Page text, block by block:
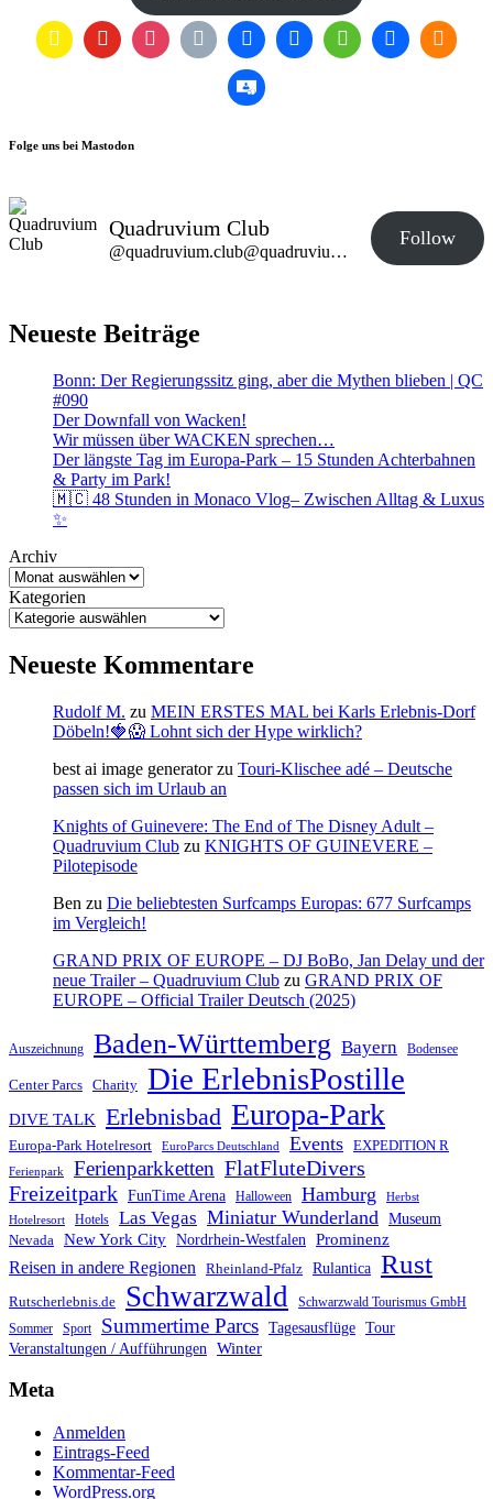
Folge uns bei Mastodon
Quadruvium Club
@quadruvium.club@quadruvium.club
Follow
Neueste Beiträge
Bonn: Der Regierungssitz ging, aber die Mythen blieben | QC
#090
Der Downfall von Wacken!
Wir müssen über WACKEN sprechen…
Der längste Tag im Europa-Park – 15 Stunden Achterbahnen
& Party im Park!
🇲🇨 48 Stunden in Monaco Vlog– Zwischen Alltag & Luxus
✨
Archiv
Kategorien
Neueste Kommentare
Rudolf M. zu MEIN ERSTES MAL bei Karls Erlebnis-Dorf
Döbeln!🍓😱 Lohnt sich der Hype wirklich?
best ai image generatorzu Touri-Klischee adé – Deutsche
passen sich im Urlaub an
Knights of Guinevere: The End of The Disney Adult –
Quadruvium Club zu KNIGHTS OF GUINEVERE –
Pilotepisode
Ben zu Die beliebtesten Surfcamps Europas: 677 Surfcamps
im Vergleich!
GRAND PRIX OF EUROPE – DJ BoBo, Jan Delay und der
neue Trailer – Quadruvium Club zu GRAND PRIX OF
EUROPE – Official Trailer Deutsch (2025)
Auszeichnung Baden-Württemberg Bayern Bodensee
Center Parcs Charity Die ErlebnisPostille
DIVE TALK Erlebnisbad Europa-Park
Europa-Park Hotelresort EuroParcs Deutschland Events EXPEDITION R
Ferienpark Ferienparkketten FlatFluteDivers
Freizeitpark FunTime Arena Halloween Hamburg Herbst
Hotelresort Hotels Las Vegas Miniatur Wunderland Museum
Nevada New York City Nordrhein-Westfalen Prominenz
Reisen in andere Regionen Rheinland-Pfalz Rulantica Rust
Rutscherlebnis.de Schwarzwald
Schwarzwald Tourismus GmbH
Sommer
Sport Summertime Parcs Tagesausflüge Tour
Veranstaltungen / Aufführungen
Winter
Meta
Anmelden
Eintrags-Feed
Kommentar-Feed
WordPress.org